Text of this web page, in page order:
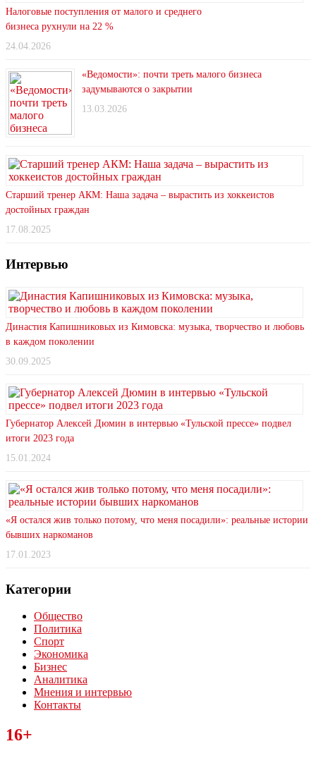
Налоговые поступления от малого и среднего
бизнеса рухнули на 22 %
24.04.2026
«Ведомости»: почти треть малого бизнеса
задумываются о закрытии
13.03.2026
Старший тренер АКМ: Наша задача – вырастить из хоккеистов
достойных граждан
17.08.2025
Интервью
Династия Капишниковых из Кимовска: музыка, творчество и любовь
в каждом поколении
30.09.2025
Губернатор Алексей Дюмин в интервью «Тульской прессе» подвел
итоги 2023 года
15.01.2024
«Я остался жив только потому, что меня посадили»: реальные истории
бывших наркоманов
17.01.2023
Категории
Общество
Политика
Спорт
Экономика
Бизнес
Аналитика
Мнения и интервью
Контакты
Читайте последние новости дня в Тульской области на сайте
“ЗаНовомосковск”
16+